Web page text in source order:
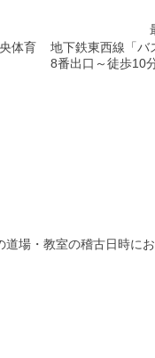
体育
地下鉄東西線「バ
8番出口～徒歩10
場・教室の稽古日時に